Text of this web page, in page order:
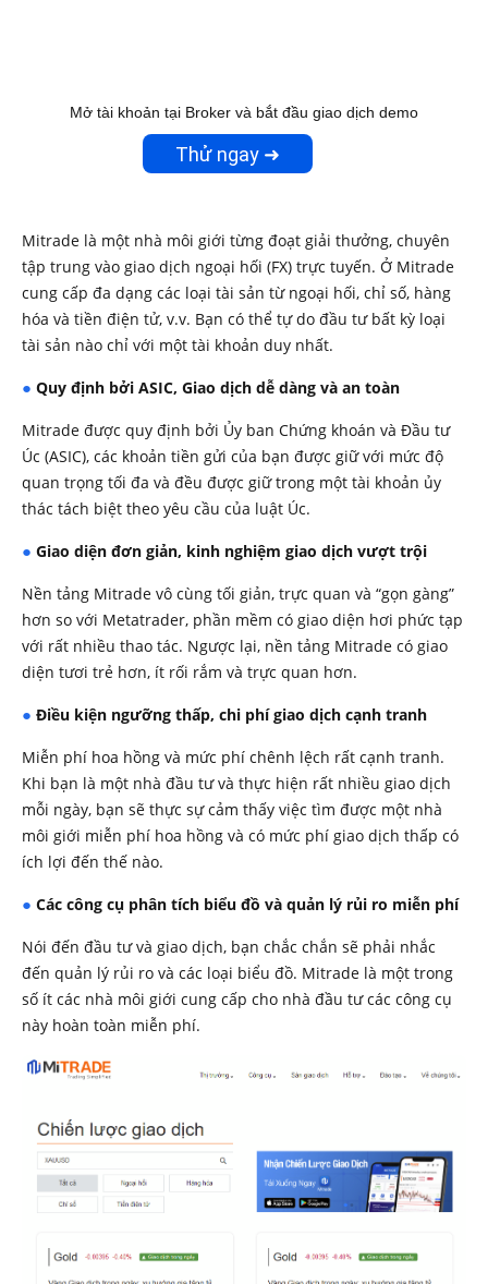
Mở tài khoản tại Broker và bắt đầu giao dịch demo
Thử ngay ➜
Mitrade là một nhà môi giới từng đoạt giải thưởng, chuyên
tập trung vào giao dịch ngoại hối (FX) trực tuyến. Ở Mitrade
cung cấp đa dạng các loại tài sản từ ngoại hối, chỉ số, hàng
hóa và tiền điện tử, v.v. Bạn có thể tự do đầu tư bất kỳ loại
tài sản nào chỉ với một tài khoản duy nhất.
● Quy định bởi ASIC, Giao dịch dễ dàng và an toàn
Mitrade được quy định bởi Ủy ban Chứng khoán và Đầu tư
Úc (ASIC), các khoản tiền gửi của bạn được giữ với mức độ
quan trọng tối đa và đều được giữ trong một tài khoản ủy
thác tách biệt theo yêu cầu của luật Úc.
● Giao diện đơn giản, kinh nghiệm giao dịch vượt trội
Nền tảng Mitrade vô cùng tối giản, trực quan và “gọn gàng”
hơn so với Metatrader, phần mềm có giao diện hơi phức tạp
với rất nhiều thao tác. Ngược lại, nền tảng Mitrade có giao
diện tươi trẻ hơn, ít rối rắm và trực quan hơn.
● Điều kiện ngưỡng thấp, chi phí giao dịch cạnh tranh
Miễn phí hoa hồng và mức phí chênh lệch rất cạnh tranh.
Khi bạn là một nhà đầu tư và thực hiện rất nhiều giao dịch
mỗi ngày, bạn sẽ thực sự cảm thấy việc tìm được một nhà
môi giới miễn phí hoa hồng và có mức phí giao dịch thấp có
ích lợi đến thế nào.
● Các công cụ phân tích biểu đồ và quản lý rủi ro miễn phí
Nói đến đầu tư và giao dịch, bạn chắc chắn sẽ phải nhắc
đến quản lý rủi ro và các loại biểu đồ. Mitrade là một trong
số ít các nhà môi giới cung cấp cho nhà đầu tư các công cụ
này hoàn toàn miễn phí.